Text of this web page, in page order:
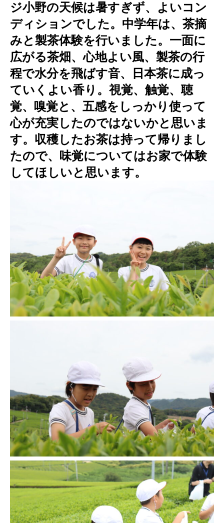
ジ小野の天候は暑すぎず、よいコン
ディションでした。中学年は、茶摘
みと製茶体験を行いました。一面に
広がる茶畑、心地よい風、製茶の行
程で水分を飛ばす音、日本茶に成っ
ていくよい香り。視覚、触覚、聴
覚、嗅覚と、五感をしっかり使って
心が充実したのではないかと思いま
す。収穫したお茶は持って帰りまし
たので、味覚についてはお家で体験
してほしいと思います。